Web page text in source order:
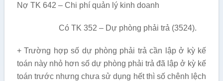
Nợ TK 642 – Chi phí quản lý kinh doanh
Có TK 352 – Dự phòng phải trả (3524).
+ Trường hợp số dự phòng phải trả cần lập ở kỳ kế
toán này nhỏ hơn số dự phòng phải trả đã lập ở kỳ kế
toán trước nhưng chưa sử dụng hết thì số chênh lệch